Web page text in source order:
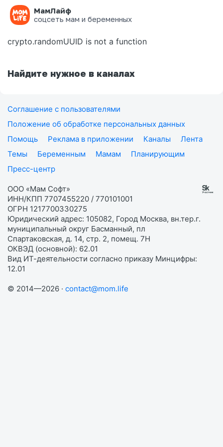
МамЛайф
соцсеть мам и беременных
Ошибка на странице
crypto.randomUUID is not a function
Найдите нужное в каналах
Соглашение с пользователями
Положение об обработке персональных данных
Помощь
Реклама в приложении Каналы
Лента
Темы
Беременным Мамам
Планирующим
Пресс-центр
ООО «Мам Софт»
ИНН/КПП 7707455220 / 770101001
ОГРН 1217700330275
Юридический адрес: 105082, Город Москва, вн.тер.г.
муниципальный округ Басманный, пл
Спартаковская, д. 14, стр. 2, помещ. 7Н
ОКВЭД (основной): 62.01
Вид ИТ-деятельности согласно приказу Минцифры:
12.01
© 2014—2026 · contact@mom.life